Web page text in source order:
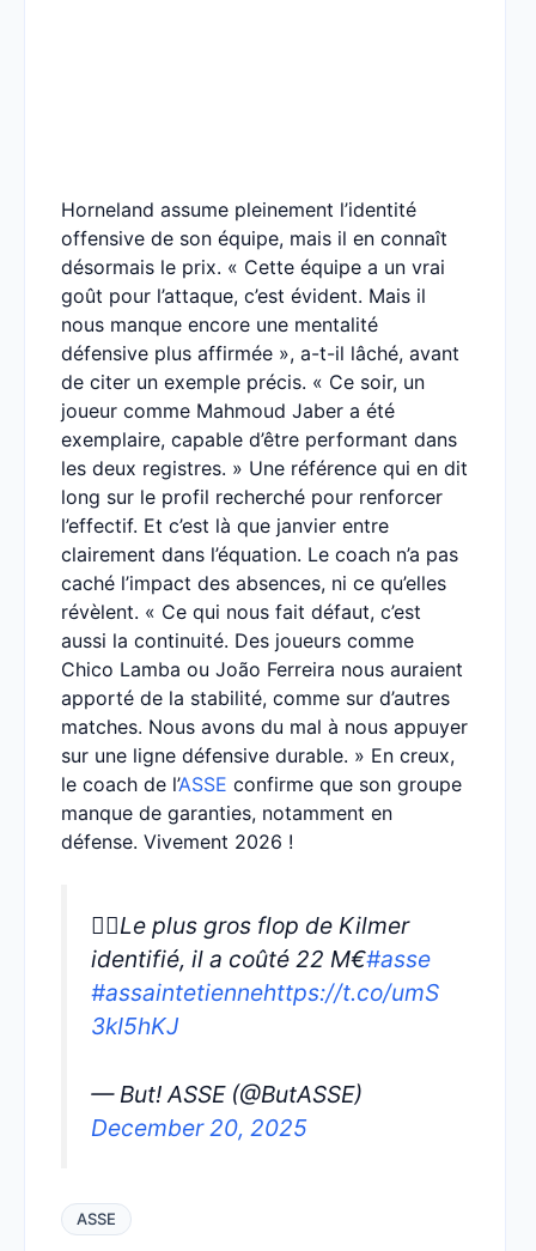
Horneland assume pleinement l’identité
offensive de son équipe, mais il en connaît
désormais le prix. « Cette équipe a un vrai
goût pour l’attaque, c’est évident. Mais il
nous manque encore une mentalité
défensive plus affirmée », a-t-il lâché, avant
de citer un exemple précis. « Ce soir, un
joueur comme Mahmoud Jaber a été
exemplaire, capable d’être performant dans
les deux registres. » Une référence qui en dit
long sur le profil recherché pour renforcer
l’effectif. Et c’est là que janvier entre
clairement dans l’équation. Le coach n’a pas
caché l’impact des absences, ni ce qu’elles
révèlent. « Ce qui nous fait défaut, c’est
aussi la continuité. Des joueurs comme
Chico Lamba ou João Ferreira nous auraient
apporté de la stabilité, comme sur d’autres
matches. Nous avons du mal à nous appuyer
sur une ligne défensive durable. » En creux,
le coach de l’ASSE confirme que son groupe
manque de garanties, notamment en
défense. Vivement 2026 !
👎🏻Le plus gros flop de Kilmer
identifié, il a coûté 22 M€#asse
#assaintetiennehttps://t.co/umS
3kI5hKJ
— But! ASSE (@ButASSE)
December 20, 2025
ASSE